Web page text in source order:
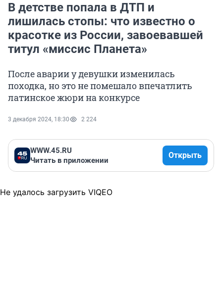
В детстве попала в ДТП и
лишилась стопы: что известно о
красотке из России, завоевавшей
титул «миссис Планета»
После аварии у девушки изменилась
походка, но это не помешало впечатлить
латинское жюри на конкурсе
3 декабря 2024, 18:30 2 224
WWW.45.RU
Читать в приложении
Открыть
Не удалось загрузить VIQEO